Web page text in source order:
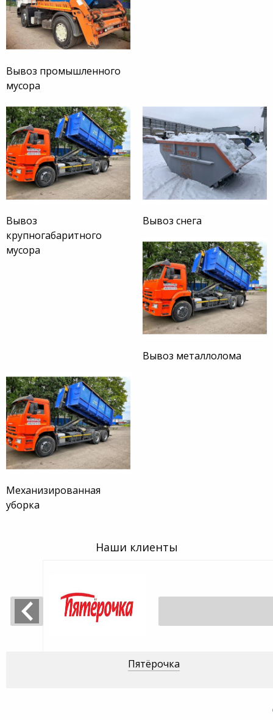
Вывоз промышленного
мусора
Вывоз
крупногабаритного
мусора
Вывоз снега
Вывоз металлолома
Механизированная
уборка
Наши клиенты
Пятёрочка